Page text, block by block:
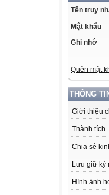
Tên truy
Mật khẩu
Ghi nhớ
Quên mật
THÔNG
Giới thiệu
Thành tích
Chia sẻ
Lưu giữ kỷ
Hình ảnh